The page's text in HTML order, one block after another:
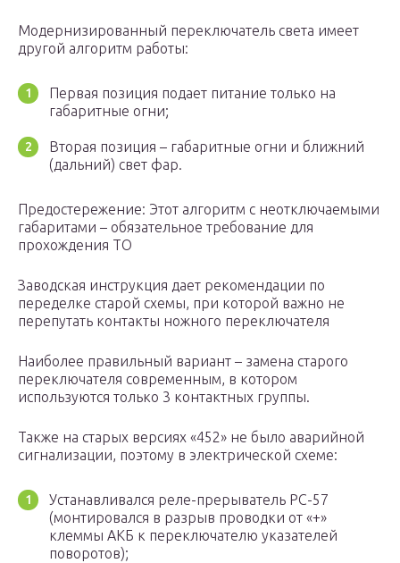
Модернизированный переключатель света имеет
другой алгоритм работы:
Первая позиция подает питание только на
габаритные огни;
Вторая позиция – габаритные огни и ближний
(дальний) свет фар.
Предостережение: Этот алгоритм с неотключаемыми
габаритами – обязательное требование для
прохождения ТО
Заводская инструкция дает рекомендации по
переделке старой схемы, при которой важно не
перепутать контакты ножного переключателя
Наиболее правильный вариант – замена старого
переключателя современным, в котором
используются только 3 контактных группы.
Также на старых версиях «452» не было аварийной
сигнализации, поэтому в электрической схеме:
Устанавливался реле-прерыватель РС-57
(монтировался в разрыв проводки от «+»
клеммы АКБ к переключателю указателей
поворотов);